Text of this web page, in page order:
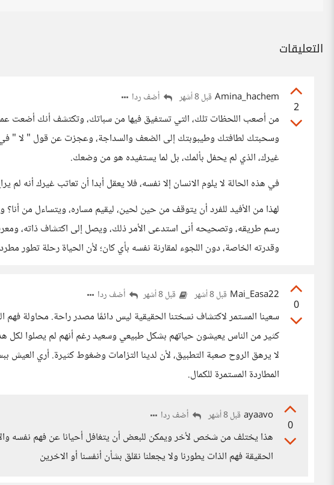
التعليقات
2
Amina_hachem قبل 8 أشهر أضف ردا
من أصعب اللحظات تلك، التي تستفيق فيها من سباتك، وتكتشف أنك أضعت
وسحبتك لطافتك وطيبوبتك إلى الضعف والسداجة، وعجزت عن قول " لا "
غيرك، الذي لم يحفل بألمك، بل لما يستفيده هو من وضعك.
في هذه الحالة لا يلوم الانسان إلا نفسه، فلا يعقل أبدا أن تعاتب غيرك أنه
لهذا من الأفيد للفرد أن يتوقف من حين لحين، ليقيم مساره، ويتساءل من أنا؟
رسم طريقه، وتصحيحه أنى استدعى الأمر ذلك، ويصل إلى اكتشاف ذاته،
وقدرته الخاصة، دون اللجوء لمقارنة نفسه بأي كان؛ لأن الحياة رحلة تطور
0
Mai_Easa22 قبل 8 أشهر قبل 8 أشهر أضف ردا
سعينا المستمر لاكتشاف نسختنا الحقيقية ليس دائمًا مصدر راحة. محاولة فهم
كثير من الناس يعيشون حياتهم بشكل طبيعي وسعيد رغم أنهم لم يصلوا لكل
لا يرهق الروح صعبة التطبيق، لأن لدينا التزامات وضغوط كثيرة. أري
المطاردة المستمرة للكمال.
0
ayaavo قبل 8 أشهر أضف ردا
هذا يختلف من شخص لأخر ويمكن للبعض أن يتغافل أحيانا عن فهم نفسه
الحقيقة فهم الذات يطورنا ولا يجعلنا نقلق بشأن أنفسنا أو الاخرين